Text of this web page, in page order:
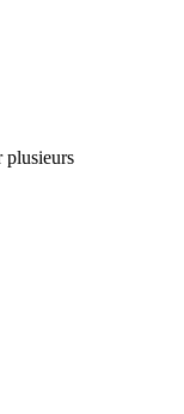
plusieurs